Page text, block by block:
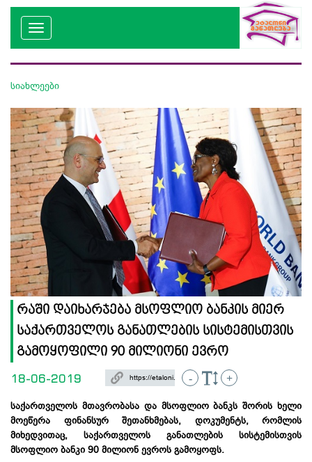
სიახლეები
რაში დაიხარჯება მსოფლიო ბანკის მიერ
საქართველოს განათლების სისტემისთვის
გამოყოფილი 90 მილიონი ევრო
18-06-2019 - +
საქართველოს მთავრობასა და მსოფლიო ბანკს შორის ხელი
მოეწერა ფინანსურ შეთანხმებას, დოკუმენტს, რომლის
მიხედვითაც, საქართველოს განათლების სისტემისთვის
მსოფლიო ბანკი 90 მილიონ ევროს გამოყოფს.